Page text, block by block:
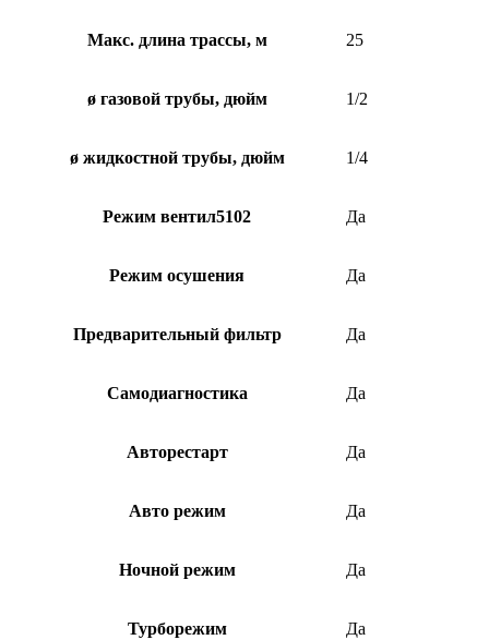
Макс. длина трассы, м 25
ø газовой трубы, дюйм 1/2
ø жидкостной трубы, дюйм 1/4
Режим вентил5102 Да
Режим осушения Да
Предварительный фильтр Да
Самодиагностика Да
Авторестарт Да
Авто режим Да
Ночной режим Да
Турборежим Да